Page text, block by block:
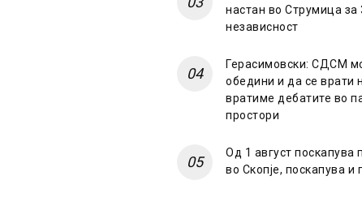
настан во Струмица за
независност
Герасимовски: СДСМ
обедини и да се врати
вратиме дебатите во
простори
Од 1 август поскапува
во Скопје, поскапува и